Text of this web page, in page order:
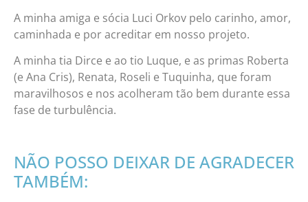
A minha amiga e sócia Luci Orkov pelo carinho, amor,
caminhada e por acreditar em nosso projeto.
A minha tia Dirce e ao tio Luque, e as primas Roberta
(e Ana Cris), Renata, Roseli e Tuquinha, que foram
maravilhosos e nos acolheram tão bem durante essa
fase de turbulência.
NÃO POSSO DEIXAR DE AGRADECER
TAMBÉM: